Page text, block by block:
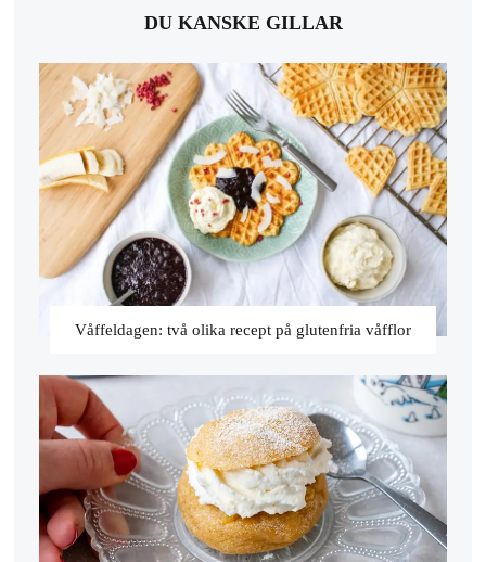
DU KANSKE GILLAR
Våffeldagen: två olika recept på glutenfria våfflor